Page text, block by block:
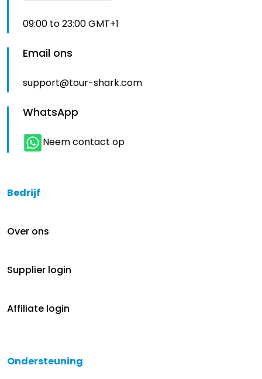
09:00 to 23:00 GMT+1
Email ons
support@tour-shark.com
WhatsApp
Neem contact op
Bedrijf
Over ons
Supplier login
Affiliate login
Ondersteuning